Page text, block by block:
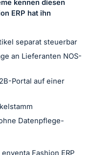
kennen diesen
ERP hat ihn
separat steuerbar
an Lieferanten NOS-
Portal auf einer
Datenpflege-
Fashion ERP